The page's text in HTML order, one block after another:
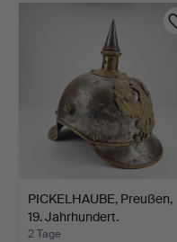
PICKELHAUBE, Preußen,
19. Jahrhundert.
2 Tage